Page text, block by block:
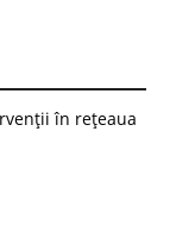
în rețeaua